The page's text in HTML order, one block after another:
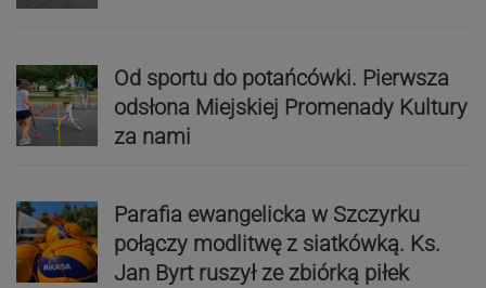
Od sportu do potańcówki. Pierwsza
odsłona Miejskiej Promenady Kultury
za nami
Parafia ewangelicka w Szczyrku
połączy modlitwę z siatkówką. Ks.
Jan Byrt ruszył ze zbiórką piłek